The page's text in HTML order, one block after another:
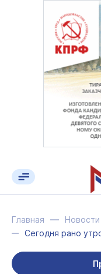
Главная Новости